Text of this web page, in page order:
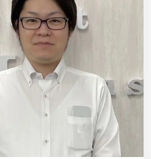
【賃貸・管理専用ダイヤル】
044-230-0710
営業時間 10:00-19:30
【売買専用ダイヤル】
044-233-1030
10:00-19:30
お問い合わせはこちら